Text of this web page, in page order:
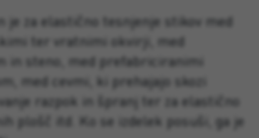
je za elastično tesnjenje stikov med
ter vratnimi okvirji, med
in steno, med prefabriciranimi
med cevmi, ki prehajajo skozi
razpok in špranj ter za elastično
plošč itd. Ko se izdelek posuši, ga je